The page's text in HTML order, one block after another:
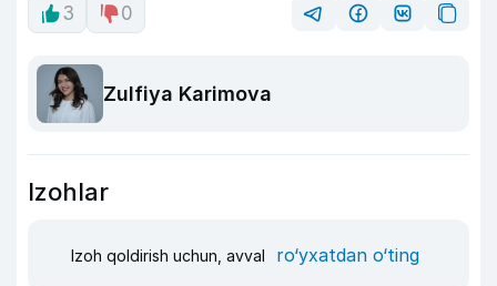
3
0
Zulfiya Karimova
Izohlar
Izoh qoldirish uchun, avval ro‘yxatdan o‘ting